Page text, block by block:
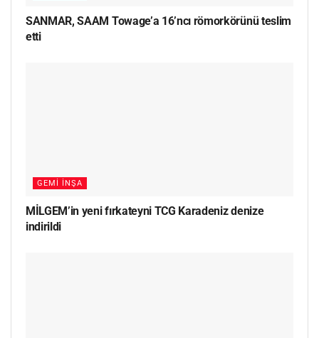
SANMAR, SAAM Towage’a 16’ncı römorkörünü teslim
etti
GEMI İNŞA
MİLGEM’in yeni fırkateyni TCG Karadeniz denize
indirildi